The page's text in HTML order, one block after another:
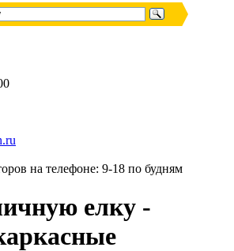
на телефоне: 9-18 по будням
елку -